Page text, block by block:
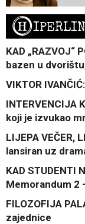
H
KAD „RAZVOJ“
bazen u
VIKTOR
INTERVENCIJA
koji je izvukao
LIJEPA VEČER,
lansiran uz
KAD STUDENTI
Memorandum 2
FILOZOFIJA
zajednice